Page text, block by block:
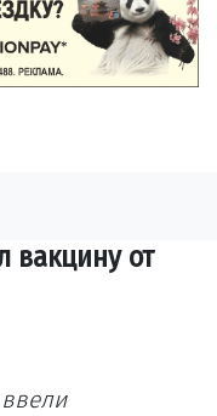
вакцину от